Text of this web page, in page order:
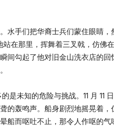
水手们把华裔士兵们蒙住眼睛
在那里，挥舞着三叉戟，仿
间勾起了他对旧金山洗衣店的
是未知的危险与挑战。11 月
的轰鸣声。船身剧烈地摇晃着
船而呕吐不止，那令人作呕的